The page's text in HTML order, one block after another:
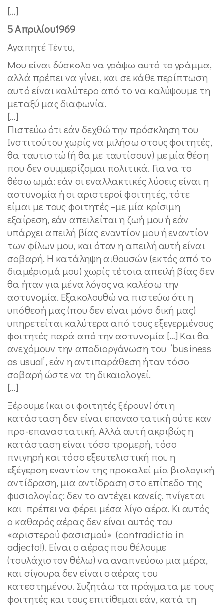
[…]
5 Απριλίου1969
Αγαπητέ Τέντυ,
Μου είναι δύσκολο να γράψω αυτό το γράμμα,
αλλά πρέπει να γίνει, και σε κάθε περίπτωση
αυτό είναι καλύτερο από το να καλύψουμε τη
μεταξύ μας διαφωνία.
[…]
Πιστεύω ότι εάν δεχθώ την πρόσκληση του
Ινστιτούτου χωρίς να μιλήσω στους φοιτητές,
θα ταυτιστώ (ή θα με ταυτίσουν) με μία θέση
που δεν συμμερίζομαι πολιτικά. Για να το
θέσω ωμά: εάν οι εναλλακτικές λύσεις είναι η
αστυνομία ή οι αριστεροί φοιτητές, τότε
είμαι με τους φοιτητές –με μία κρίσιμη
εξαίρεση, εάν απειλείται η ζωή μου ή εάν
υπάρχει απειλή βίας εναντίον μου ή εναντίον
των φίλων μου, και όταν η απειλή αυτή είναι
σοβαρή. Η κατάληψη αιθουσών (εκτός από το
διαμέρισμά μου) χωρίς τέτοια απειλή βίας δεν
θα ήταν για μένα λόγος να καλέσω την
αστυνομία. Εξακολουθώ να πιστεύω ότι η
υπόθεσή μας (που δεν είναι μόνο δική μας)
υπηρετείται καλύτερα από τους εξεγερμένους
φοιτητές παρά από την αστυνομία […] Και θα
ανεχόμουν την αποδιοργάνωση του ‘business
as usual’, εάν η αντιπαράθεση ήταν τόσο
σοβαρή ώστε να τη δικαιολογεί.
[…]
Ξέρουμε (και οι φοιτητές ξέρουν) ότι η
κατάσταση δεν είναι επαναστατική ούτε καν
προ-επαναστατική. Αλλά αυτή ακριβώς η
κατάσταση είναι τόσο τρομερή, τόσο
πνιγηρή και τόσο εξευτελιστική που η
εξέγερση εναντίον της προκαλεί μία βιολογική
αντίδραση, μια αντίδραση στο επίπεδο της
φυσιολογίας: δεν το αντέχει κανείς, πνίγεται
και πρέπει να φέρει μέσα λίγο αέρα. Κι αυτός
ο καθαρός αέρας δεν είναι αυτός του
«αριστερού φασισμού» (contradictio in
adjecto!). Είναι ο αέρας που θέλουμε
(τουλάχιστον θέλω) να αναπνεύσω μια μέρα,
και σίγουρα δεν είναι ο αέρας του
κατεστημένου. Συζητάω τα πράγματα με τους
φοιτητές και τους επιτίθεμαι εάν, κατά τη